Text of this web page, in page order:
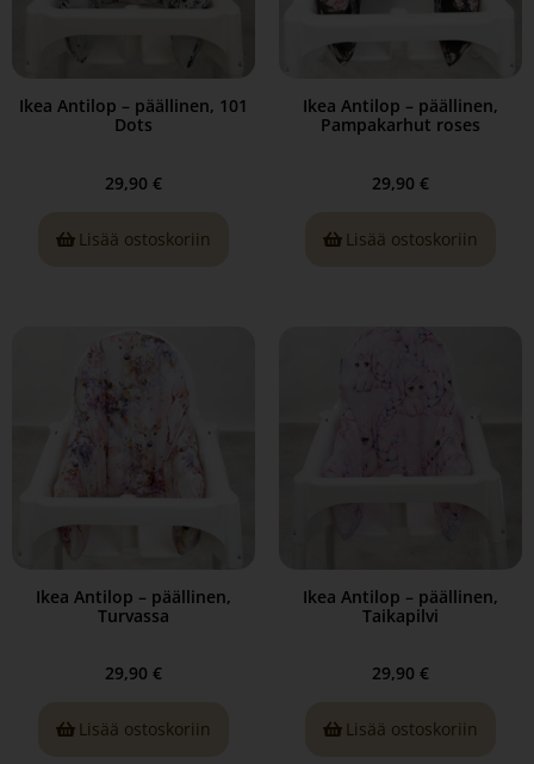
Ikea Antilop – päällinen, 101
Dots
29,90 €
Lisää ostoskoriin
Ikea Antilop – päällinen,
Pampakarhut roses
29,90 €
Lisää ostoskoriin
Ikea Antilop – päällinen,
Turvassa
29,90 €
Lisää ostoskoriin
Ikea Antilop – päällinen,
Taikapilvi
29,90 €
Lisää ostoskoriin